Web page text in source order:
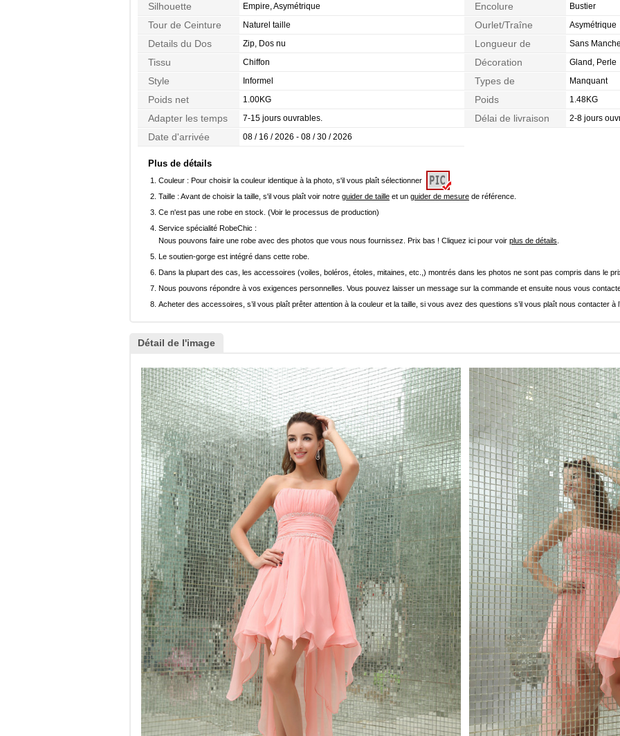
Silhouette Empire, Asymétrique Encolure Bustier
Tour de Ceinture Naturel taille Ourlet/Traîne Asymétrique
Details du Dos Zip, Dos nu
Longueur de
Manches
Sans
Tissu Chiffon Décoration Gland, Perle
Style Informel
Types de
Morphologie
Manquant
Poids net 1.00KG Poids 1.48KG
Adapter les temps 7-15 jours ouvrables. Délai de livraison 2-8 jours
Date d'arrivée 08 / 16 / 2026 - 08 / 30 / 2026
Plus de détails
Couleur : Pour choisir la couleur identique à la photo, s'il vous plaît sélectionner
Taille : Avant de choisir la taille, s'il vous plaît voir notre guider de taille et un guider de mesure de référence.
Ce n'est pas une robe en stock. (Voir le processus de production)
Service spécialité RobeChic :
Nous pouvons faire une robe avec des photos que vous nous fournissez. Prix bas ! Cliquez ici pour voir plus de détails
Le soutien-gorge est intégré dans cette robe.
Dans la plupart des cas, les accessoires (voiles, boléros, étoles, mitaines, etc.,) montrés dans les photos ne sont pas compris dans le
Nous pouvons répondre à vos exigences personnelles. Vous pouvez laisser un message sur la commande et ensuite nous vous
Acheter des accessoires, s’il vous plaît prêter attention à la couleur et la taille, si vous avez des questions s’il vous plaît nous contacter à
Détail de l'image